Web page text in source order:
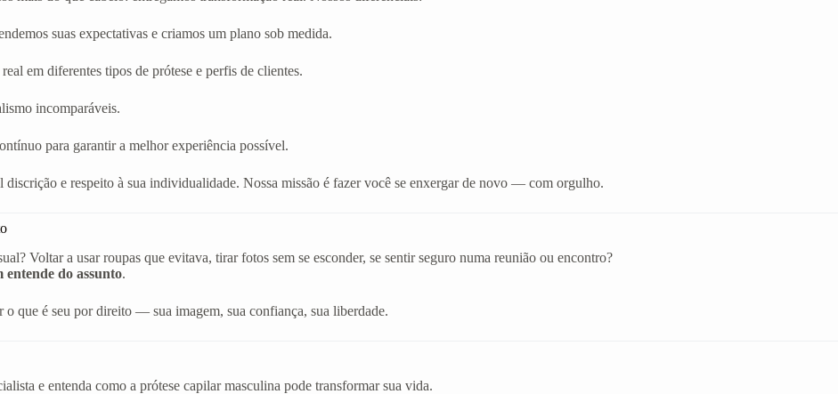
suas expectativas e criamos um plano sob medida.
em diferentes tipos de prótese e perfis de clientes.
incomparáveis.
para garantir a melhor experiência possível.
e respeito à sua individualidade. Nossa missão é fazer você se enxergar de novo — com orgulho.
Voltar a usar roupas que evitava, tirar fotos sem se esconder, se sentir seguro numa reunião ou encontro?
entende do assunto.
que é seu por direito — sua imagem, sua confiança, sua liberdade.
e entenda como a prótese capilar masculina pode transformar sua vida.